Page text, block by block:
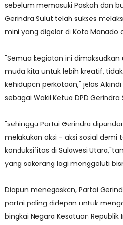
sebelum memasuki Paskah dan
Gerindra Sulut telah sukses
mini yang digelar di Kota Manado
"Semua kegiatan ini
muda kita untuk lebih kreatif,
kehidupan perkotaan," jelas
sebagai Wakil Ketua DPD Gerindra
"sehingga Partai Gerindra
melakukan aksi - aksi sosial demi
konduksifitas di Sulawesi
yang sekerang lagi menggeluti
Diapun menegaskan, Partai
partai paling didepan untuk
bingkai Negara Kesatuan Republik